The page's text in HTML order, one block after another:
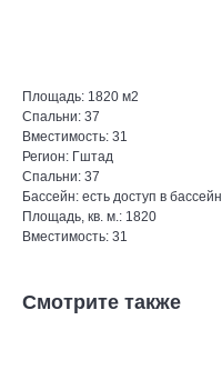
Площадь: 1820 м2
Спальни: 37
Вместимость: 31
Регион: Гштад
Спальни: 37
Бассейн: есть доступ в бассейн
Площадь, кв. м.: 1820
Вместимость: 31
Смотрите также